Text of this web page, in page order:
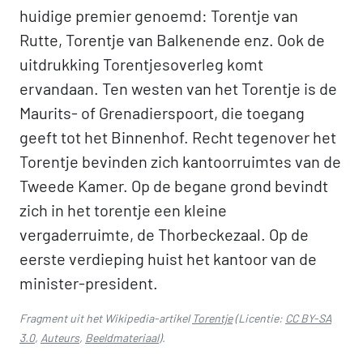
huidige premier genoemd: Torentje van
Rutte, Torentje van Balkenende enz. Ook de
uitdrukking Torentjesoverleg komt
ervandaan. Ten westen van het Torentje is de
Maurits- of Grenadierspoort, die toegang
geeft tot het Binnenhof. Recht tegenover het
Torentje bevinden zich kantoorruimtes van de
Tweede Kamer. Op de begane grond bevindt
zich in het torentje een kleine
vergaderruimte, de Thorbeckezaal. Op de
eerste verdieping huist het kantoor van de
minister-president.
Fragment uit het Wikipedia-artikel Torentje(Licentie: CC BY-SA
3.0, Auteurs, Beeldmateriaal).